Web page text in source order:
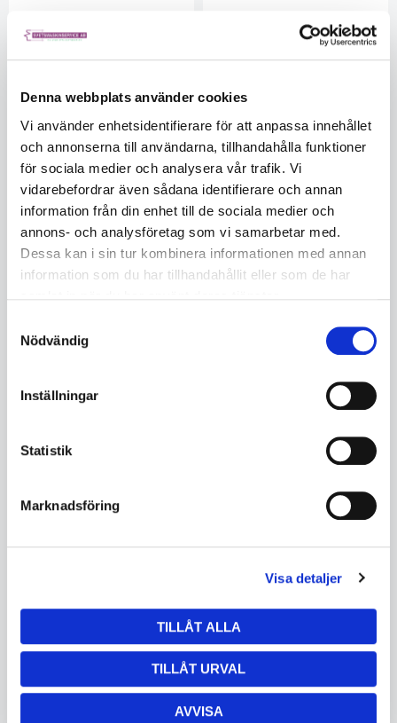
Denna webbplats använder cookies
Vi använder enhetsidentifierare för att anpassa innehållet
och annonserna till användarna, tillhandahålla funktioner
för sociala medier och analysera vår trafik. Vi
vidarebefordrar även sådana identifierare och annan
information från din enhet till de sociala medier och
annons- och analysföretag som vi samarbetar med.
Dessa kan i sin tur kombinera informationen med annan
information som du har tillhandahållit eller som de har
Nödvändig
Inställningar
Statistik
Marknadsföring
Visa detaljer
TILLÅT ALLA
TILLÅT URVAL
AVVISA
Svetsledare 50mm² myk 5m
5563489326
2 245
KÖP
Svetsledare 50mm² myk 10m
5563489326
3 610
TB600048
Ej i lager
KÖP
6 323
KÖP